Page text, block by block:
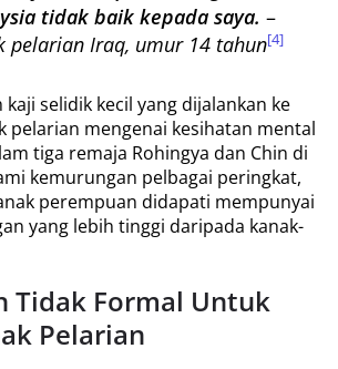
tidak baik kepada saya. –
pelarian Iraq, umur 14 tahun[4]
selidik kecil yang dijalankan ke
pelarian mengenai kesihatan mental
tiga remaja Rohingya dan Chin di
kemurungan pelbagai peringkat,
perempuan didapati mempunyai
yang lebih tinggi daripada kanak-
Tidak Formal Untuk
Pelarian